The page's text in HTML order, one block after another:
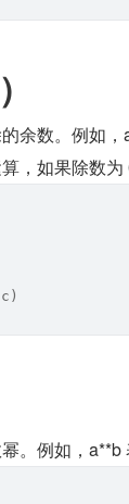
余数。例如
，如果除数为
。例如，a**b